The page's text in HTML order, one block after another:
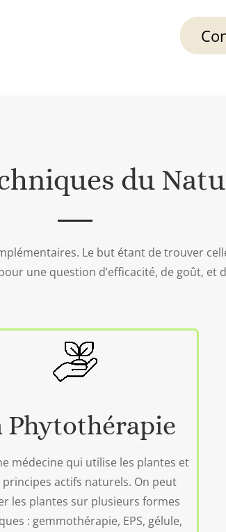
du
Le but étant de trouver
une question d’efficacité, de goût, et
Phytothérapie
médecine qui utilise les plantes et
principes actifs naturels. On peut
les plantes sur plusieurs formes
: gemmothérapie, EPS, gélule,